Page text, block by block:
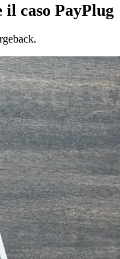
caso PayPlug